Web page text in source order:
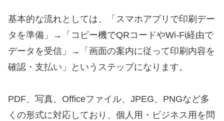
基本的な流れとしては、「スマホアプリで印刷デー
タを準備」→「コピー機でQRコードやWi-Fi経由で
データを受信」→「画面の案内に従って印刷内容を
確認・支払い」というステップになります。
PDF、写真、Officeファイル、JPEG、PNGなど多
くの形式に対応しており、個人用・ビジネス用を問